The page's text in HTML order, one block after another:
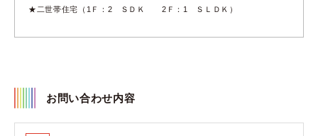
★二世帯住宅（1Ｆ：2 ＳＤＫ 2Ｆ：1 ＳＬＤＫ）
お問い合わせ内容